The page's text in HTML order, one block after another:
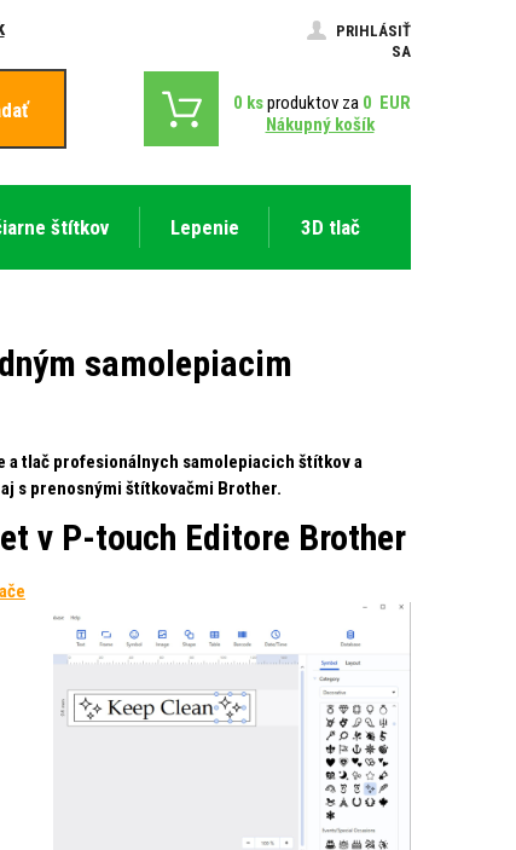
PRIHLÁSIŤ
SA
0 ksproduktov za 0 EUR
Nákupný košík
štítkov Lepenie 3D tlač
samolepiacim
tlač profesionálnych samolepiacich štítkov a
s prenosnými štítkovačmi Brother.
v P-touch Editore Brother